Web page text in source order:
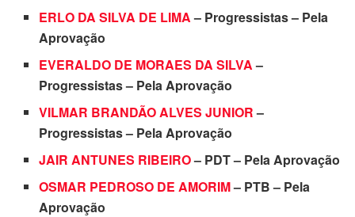
ERLO DA SILVA DE LIMA– Progressistas – Pela
Aprovação
EVERALDO DE MORAES DA SILVA–
Progressistas – Pela Aprovação
VILMAR BRANDÃO ALVES JUNIOR–
Progressistas – Pela Aprovação
JAIR ANTUNES RIBEIRO– PDT – Pela Aprovação
OSMAR PEDROSO DE AMORIM– PTB – Pela
Aprovação